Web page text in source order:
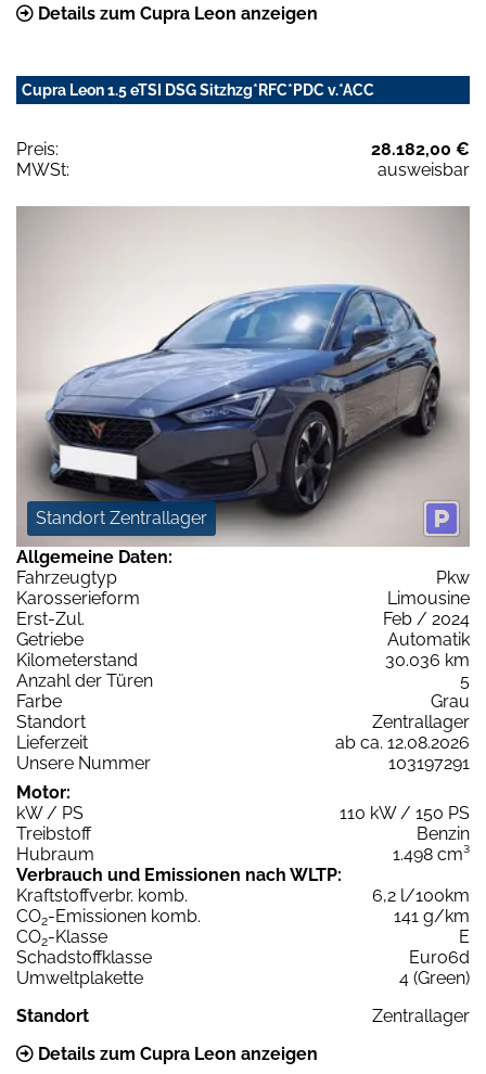
Details zum Cupra Leon anzeigen
Cupra Leon 1.5 eTSI DSG Sitzhzg*RFC*PDC v.*ACC
Preis:
28.182,00 €
MWSt:
ausweisbar
Standort Zentrallager
Allgemeine Daten:
Fahrzeugtyp
Pkw
Karosserieform
Limousine
Erst-Zul.
Feb / 2024
Getriebe
Automatik
Kilometerstand
30.036 km
Anzahl der Türen
5
Farbe
Grau
Standort
Zentrallager
Lieferzeit
ab ca. 12.08.2026
Unsere Nummer
103197291
Motor:
kW / PS
110 kW / 150 PS
Treibstoff
Benzin
Hubraum
1.498 cm³
Verbrauch und Emissionen nach WLTP:
Kraftstoffverbr. komb.
6,2 l/100km
CO2-Emissionen komb.
141 g/km
CO2-Klasse
E
Schadstoffklasse
Euro6d
Umweltplakette
4 (Green)
Standort
Zentrallager
Details zum Cupra Leon anzeigen